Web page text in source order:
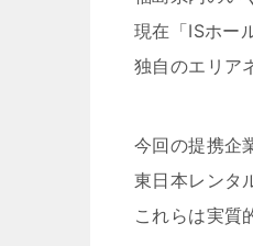
現在「ISホー
独自のエリア
今回の提携企
東日本レンタ
これらは実質